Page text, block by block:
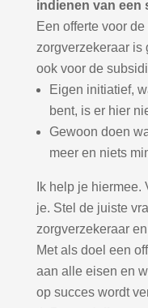
indienen van een
Een offerte voor
zorgverzekeraar is
ook voor de
Eigen initiatief,
bent, is er hier
Gewoon doen
meer en niets
Ik help je
je. Stel de juiste
zorgverzekeraar
Met als doel een
aan alle eisen en
op succes wordt